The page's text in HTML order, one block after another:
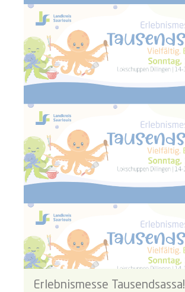
Erlebnismesse Tausendsassa!